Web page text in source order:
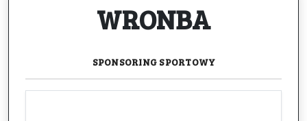
WRONBA
SPONSORING SPORTOWY